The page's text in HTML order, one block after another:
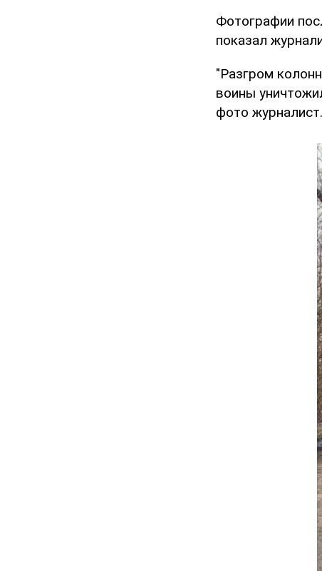
Фотографии
показал
"Разгром
воины
фото журналист.